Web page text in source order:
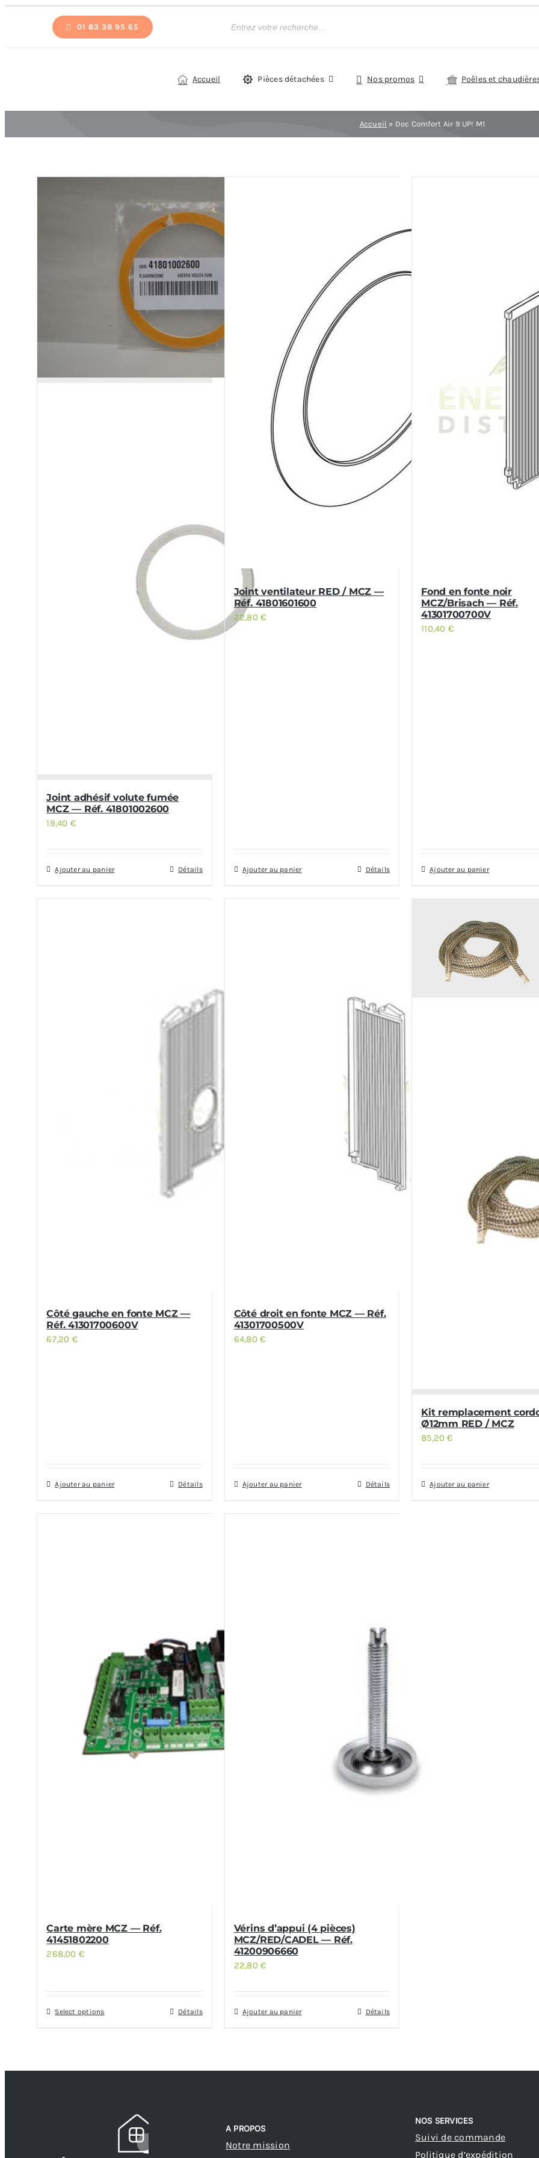
01 83 38 95 65
de
Accueil Pièces détachées Nos promos Poêles et
Accueil » Doc Comfort Air 9 UP! M1
Joint adhésif volute fumée
MCZ — Réf. 41801002600
19,40 €
Ajouter au panier Détails
Joint ventilateur RED / MCZ —
Réf. 41801601600
22,80€
Ajouter au panier Détails
Fond en fonte noir
MCZ/Brisach — Réf.
41301700700V
110,40 €
Ajouter au panier
Côté gauche en fonte MCZ —
Réf. 41301700600V
67,20 €
Ajouter au panier Détails
Côté droit en fonte MCZ — Réf.
41301700500V
64,80€
Ajouter au panier Détails
Kit remplacement
Ø12mm RED / MCZ
85,20€
Ajouter au panier
Carte mère MCZ — Réf.
41451802200
268,00 €
Select options Détails
Vérins d’appui (4 pièces)
MCZ/RED/CADEL — Réf.
41200906660
22,80€
Ajouter au panier Détails
A PROPOS
Notre mission
NOS SERVICES
Suivi de commande
Politique d’expédition